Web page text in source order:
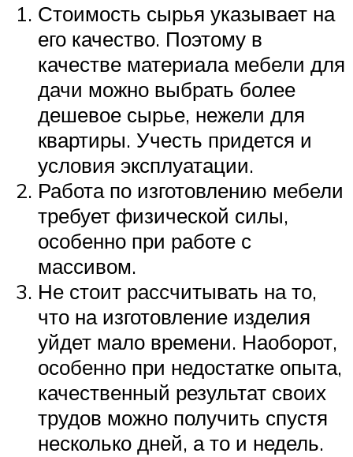
Стоимость сырья указывает на
его качество. Поэтому в
качестве материала мебели для
дачи можно выбрать более
дешевое сырье, нежели для
квартиры. Учесть придется и
условия эксплуатации.
Работа по изготовлению мебели
требует физической силы,
особенно при работе с
массивом.
Не стоит рассчитывать на то,
что на изготовление изделия
уйдет мало времени. Наоборот,
особенно при недостатке опыта,
качественный результат своих
трудов можно получить спустя
несколько дней, а то и недель.